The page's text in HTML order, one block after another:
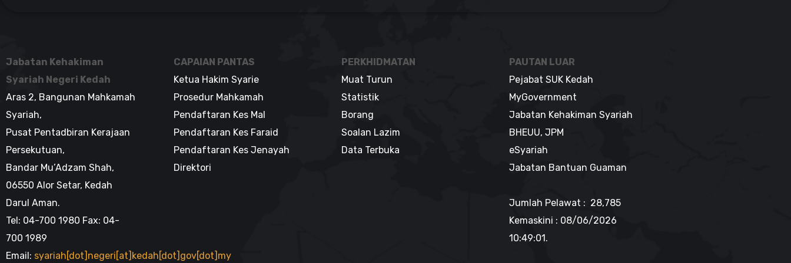
Jabatan Kehakiman
Syariah Negeri Kedah
Aras 2, Bangunan Mahkamah
Syariah,
Pusat Pentadbiran Kerajaan
Persekutuan,
Bandar Mu’Adzam Shah,
06550 Alor Setar, Kedah
Darul Aman.
Tel: 04-700 1980 Fax: 04-
700 1989
Email: syariah[dot]negeri[at]kedah[dot]gov[dot]my
CAPAIAN PANTAS
Ketua Hakim Syarie
Prosedur Mahkamah
Pendaftaran Kes Mal
Pendaftaran Kes Faraid
Pendaftaran Kes Jenayah
Direktori
PERKHIDMATAN
Muat Turun
Statistik
Borang
Soalan Lazim
Data Terbuka
PAUTAN LUAR
Pejabat SUK Kedah
MyGovernment
Jabatan Kehakiman Syariah
BHEUU, JPM
eSyariah
Jabatan Bantuan Guaman
Jumlah Pelawat : 28,785
Kemaskini : 08/06/2026
10:49:01.